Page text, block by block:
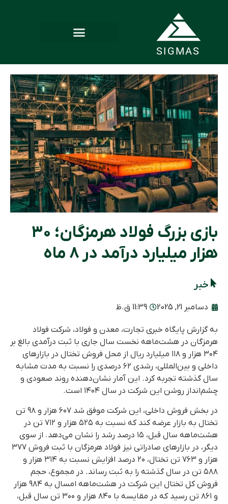
SIGMAS
بازی بزرگ فولاد هرمزگان؛ ۳۰
هزار میلیارد درآمد در ۸ ماه
خبر
دسامبر 21, 2025 11:39 ق.ظ
به گزارش پایگاه خبری تجارت، معدن و فولاد، شرکت فولاد
هرمزگان در هشت‌ماهه نخست سال جاری با ثبت درآمدی بالغ بر
۳۰۴ هزار و ۱۱۸ میلیارد ریال از محل فروش تختال در بازارهای
داخلی و بین‌المللی، رشدی ۶۲ درصدی را نسبت به مدت مشابه
سال گذشته تجربه کرد. این آمار نشان‌دهنده روند صعودی و
چشم‌انداز روشن این شرکت در سال ۱۴۰۴ است.
در بخش فروش داخلی، این شرکت موفق شد ۶۰۷ هزار و ۹۸ تن
تختال به بازار عرضه کند که نسبت به ۵۲۵ هزار و ۷۱۲ تن در
هشت‌ماهه سال قبل، ۱۵ درصد رشد را نشان می‌دهد. از سوی
دیگر، در بازارهای صادراتی نیز فولاد هرمزگان با ثبت فروش ۳۷۷
هزار و ۷۶۳ تن تختال، ۲۰ درصد افزایش نسبت به ۳۱۴ هزار و
۵۸۸ تن در سال گذشته را به ثبت رساند. در مجموع، حجم
فروش کل تختال این شرکت در هشت‌ماهه امسال به ۹۸۴ هزار
و ۸۶۱ تن رسید که در مقایسه با ۸۴۰ هزار و ۳۰۰ تن سال قبل،